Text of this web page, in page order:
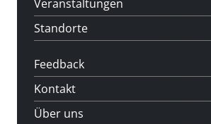
Veranstaltungen
Standorte
Feedback
Kontakt
Über uns